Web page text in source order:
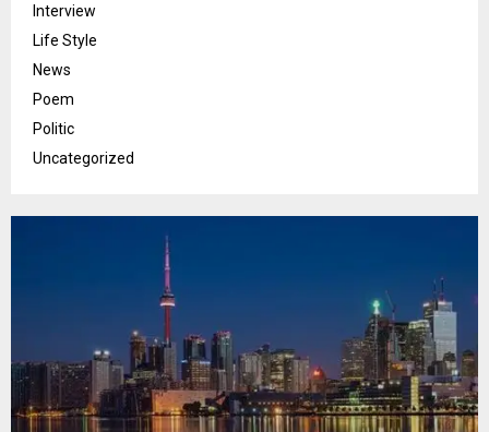
Interview
Life Style
News
Poem
Politic
Uncategorized